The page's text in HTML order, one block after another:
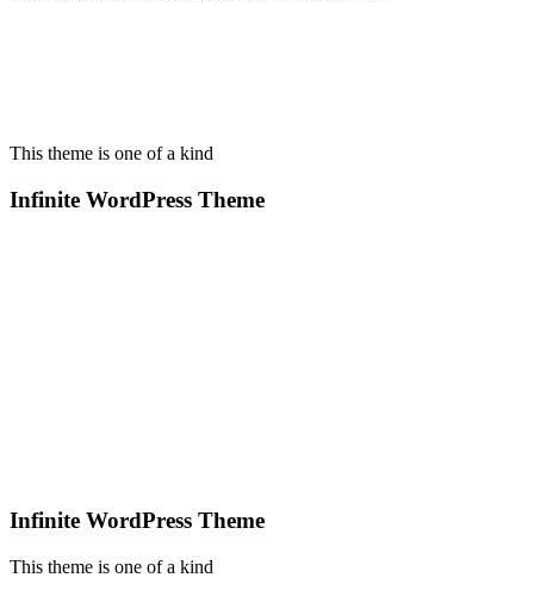
This theme is one of a kind
Infinite WordPress Theme
Infinite WordPress Theme
This theme is one of a kind